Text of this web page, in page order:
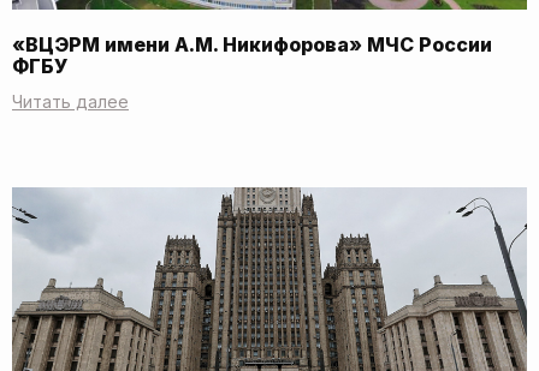
«ВЦЭРМ имени А.М. Никифорова» МЧС России
ФГБУ
Читать далее